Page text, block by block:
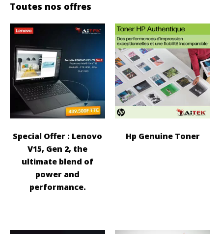
Toutes nos offres
Special Offer : Lenovo
V15, Gen 2, the
ultimate blend of
power and
performance.
Hp Genuine Toner